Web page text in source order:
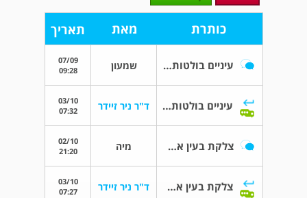
כותרת מאת תאריך
עיניים בולטות החוצה שמעון
07/09
09:28
עיניים בולטות החוצה ד"ר ניר זיידר
03/10
07:32
צלקת בעין אחרי ניתוח מיה
02/10
21:20
צלקת בעין אחרי ניתוח ד"ר ניר זיידר
03/10
07:27